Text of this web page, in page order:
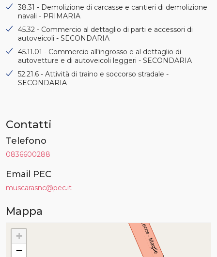
38.31 - Demolizione di carcasse e cantieri di demolizione
navali - PRIMARIA
45.32 - Commercio al dettaglio di parti e accessori di
autoveicoli - SECONDARIA
45.11.01 - Commercio all'ingrosso e al dettaglio di
autovetture e di autoveicoli leggeri - SECONDARIA
52.21.6 - Attività di traino e soccorso stradale -
SECONDARIA
Contatti
Telefono
0836600288
Email PEC
muscarasnc@pec.it
Mappa
+
−